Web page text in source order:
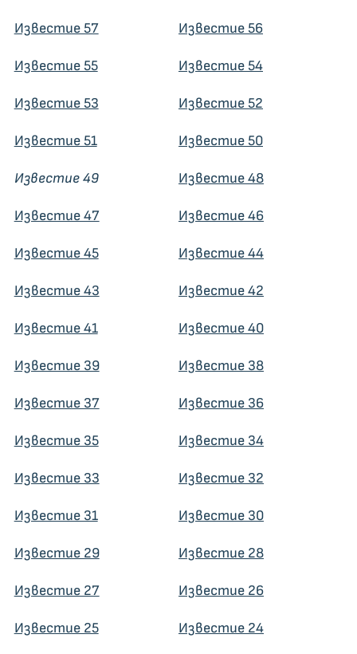
Известие 57 Известие 56
Известие 55 Известие 54
Известие 53 Известие 52
Известие 51 Известие 50
Известие 49 Известие 48
Известие 47 Известие 46
Известие 45 Известие 44
Известие 43 Известие 42
Известие 41 Известие 40
Известие 39 Известие 38
Известие 37 Известие 36
Известие 35 Известие 34
Известие 33 Известие 32
Известие 31 Известие 30
Известие 29 Известие 28
Известие 27 Известие 26
Известие 25 Известие 24